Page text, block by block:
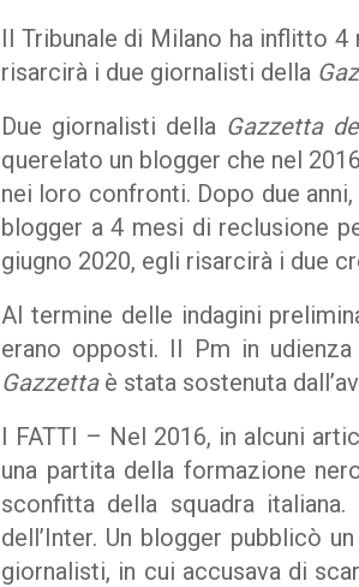
Il Tribunale di Milano ha inflitto
risarcirà i due giornalisti della
Due giornalisti della Gazzetta
querelato un blogger che nel
nei loro confronti. Dopo due
blogger a 4 mesi di reclusione
giugno 2020, egli risarcirà i due
Al termine delle indagini
erano opposti. Il Pm in
Gazzetta è stata sostenuta
I FATTI – Nel 2016, in alcuni
una partita della formazione
sconfitta della squadra
dell’Inter. Un blogger pubblicò
giornalisti, in cui accusava di